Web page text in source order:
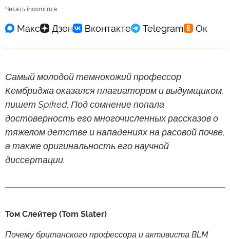
Читать inosmi.ru в
Самый молодой темнокожий профессор
Кембриджа оказался плагиатором и выдумщиком,
пишет Spiked. Под сомнение попала
достоверность его многочисленных рассказов о
тяжелом детстве и нападениях на расовой почве,
а также оригинальность его научной
диссертации.
Том Слейтер (Tom Slater)
Почему британского профессора и активиста BLM